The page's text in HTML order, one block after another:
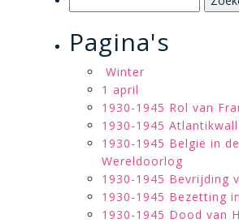
naar:
Pagina's
Winter
1 april
1930-1945 Rol van
1930-1945 Atlantikwall
1930-1945 België in
Wereldoorlog
1930-1945 Bevrijding
1930-1945 Bezetting
1930-1945 Dood van